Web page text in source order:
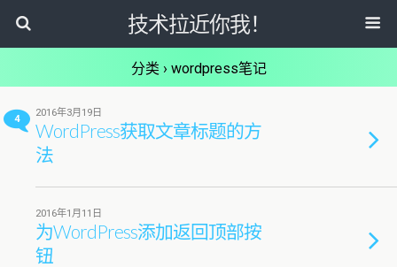
技术拉近你我！
分类 › wordpress笔记
4
2016年3月19日
WordPress获取文章标题的方
法
2016年1月11日
为WordPress添加返回顶部按
钮